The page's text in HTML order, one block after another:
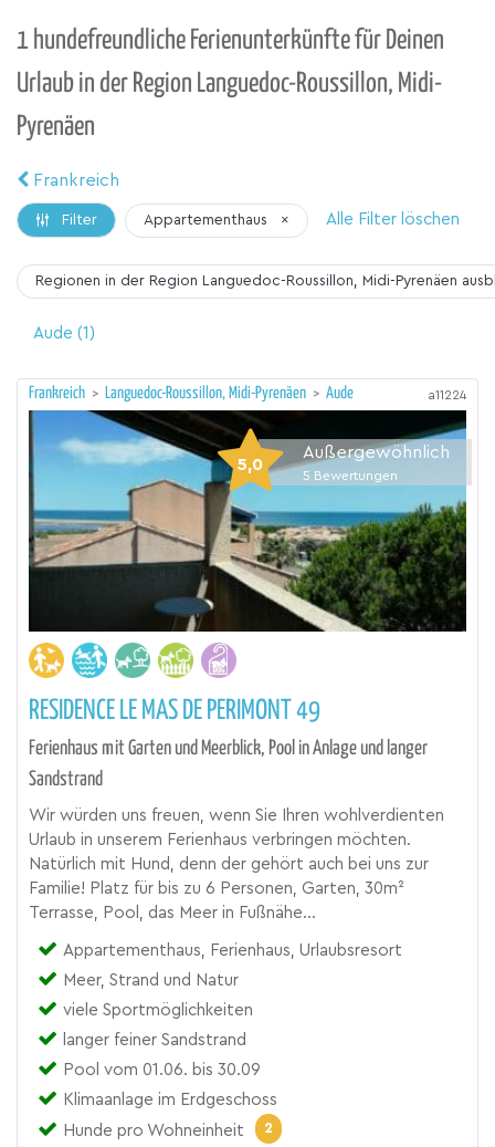
1 hundefreundliche Ferienunterkünfte für Deinen
Urlaub in der Region Languedoc-Roussillon, Midi-
Pyrenäen
Frankreich
Filter Appartementhaus × Alle Filter löschen
Regionen in der Region Languedoc-Roussillon, Midi-Pyrenäen
Aude (1)
Frankreich > Languedoc-Roussillon, Midi-Pyrenäen > Aude a11224
5,0
Außergewöhnlich
5 Bewertungen
RESIDENCE LE MAS DE PERIMONT 49
Ferienhaus mit Garten und Meerblick, Pool in Anlage und langer
Sandstrand
Wir würden uns freuen, wenn Sie Ihren wohlverdienten
Urlaub in unserem Ferienhaus verbringen möchten.
Natürlich mit Hund, denn der gehört auch bei uns zur
Familie! Platz für bis zu 6 Personen, Garten, 30m²
Terrasse, Pool, das Meer in Fußnähe...
Appartementhaus, Ferienhaus, Urlaubsresort
Meer, Strand und Natur
viele Sportmöglichkeiten
langer feiner Sandstrand
Pool vom 01.06. bis 30.09
Klimaanlage im Erdgeschoss
Hunde pro Wohneinheit
2